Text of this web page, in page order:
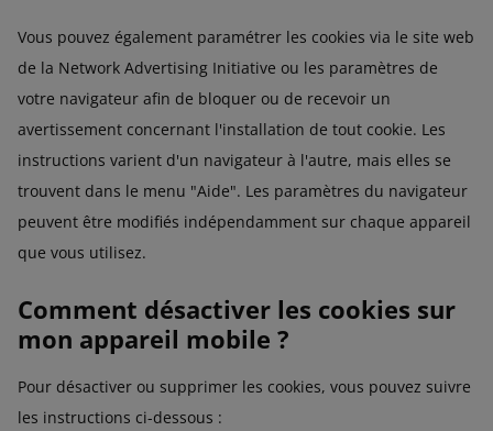
Vous pouvez également paramétrer les cookies via le site web
de la Network Advertising Initiative ou les paramètres de
votre navigateur afin de bloquer ou de recevoir un
avertissement concernant l'installation de tout cookie. Les
instructions varient d'un navigateur à l'autre, mais elles se
trouvent dans le menu "Aide". Les paramètres du navigateur
peuvent être modifiés indépendamment sur chaque appareil
que vous utilisez.
Comment désactiver les cookies sur
mon appareil mobile ?
Pour désactiver ou supprimer les cookies, vous pouvez suivre
les instructions ci-dessous :